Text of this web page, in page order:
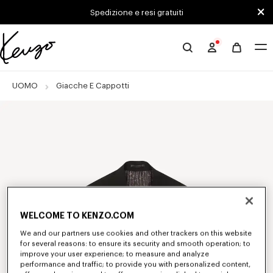
Spedizione e resi gratuiti
Sito
KENZO
UOMO Giacche E Cappotti
WELCOME TO KENZO.COM
We and our partners use cookies and other trackers on this website
for several reasons: to ensure its security and smooth operation; to
improve your user experience; to measure and analyze
performance and traffic; to provide you with personalized content,